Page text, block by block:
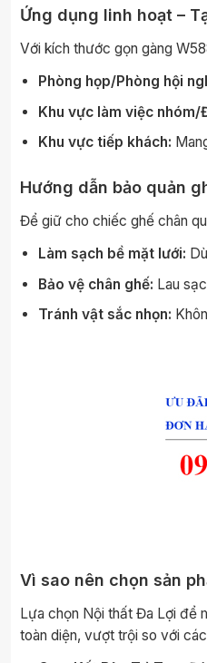
Ứng dụng linh hoạt –
Với kích thước gọn gàng
Phòng họp/Phòng hội
Khu vực làm việc nhóm/
Khu vực tiếp khách:
Hướng dẫn bảo quản
Để giữ cho chiếc ghế chân
Làm sạch bề mặt lưới:
Bảo vệ chân ghế: Lau
Tránh vật sắc nhọn:
Vì sao nên chọn sản
Lựa chọn Nội thất Đa Lợi để
toàn diện, vượt trội so với